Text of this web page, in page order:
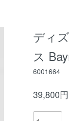
ディ
ス
6001664
39,800